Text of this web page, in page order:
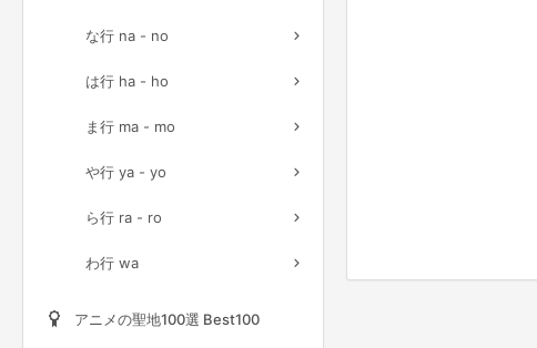
な行 na - no
は行 ha - ho
ま行 ma - mo
や行 ya - yo
ら行 ra - ro
わ行 wa
アニメの聖地100選 Best100